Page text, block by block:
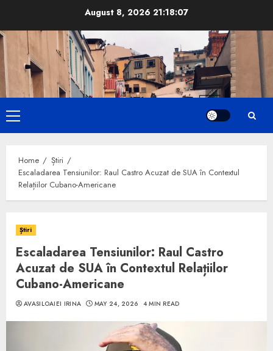
content
August 8, 2026 21:18:08
Primary
Menu
Home
Știri
Escaladarea Tensiunilor: Raul Castro Acuzat de SUA în Contextul
Relațiilor Cubano-Americane
Știri
Escaladarea Tensiunilor: Raul Castro
Acuzat de SUA în Contextul Relațiilor
Cubano-Americane
AVASILOAIEI IRINA MAY 24, 2026 4 MIN READ